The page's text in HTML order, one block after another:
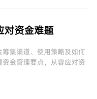
对资金难题
集渠道、使用策略及如何
金管理要点，从容应对资